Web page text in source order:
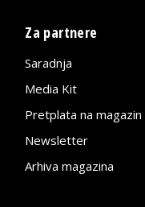
Za partnere
Saradnja
Media Kit
Pretplata na magazin
Newsletter
Arhiva magazina